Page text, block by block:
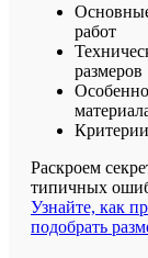
работ
размеров
Раскроем
типичных
Узнайте, как
подобрать